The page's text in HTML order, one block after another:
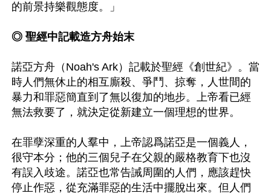
的前景持樂觀態度。」
◎ 聖經中記載造方舟始末
諾亞方舟（Noah's Ark）記載於聖經《創世紀》。當
時人們無休止的相互廝殺、爭鬥、掠奪，人世間的
暴力和罪惡簡直到了無以復加的地步。上帝看已經
無法救要了，就決定從新建立一個理想的世界。
在罪孽深重的人羣中，上帝認爲諾亞是一個義人，
很守本分；他的三個兒子在父親的嚴格教育下也沒
有誤入歧途。諾亞也常告誡周圍的人們，應該趕快
停止作惡，從充滿罪惡的生活中擺脫出來。但人們